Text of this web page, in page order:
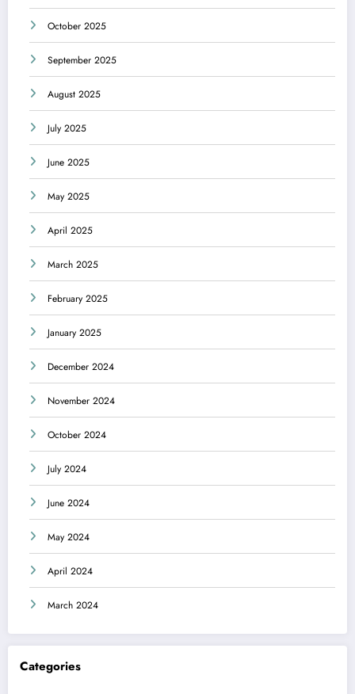
October 2025
September 2025
August 2025
July 2025
June 2025
May 2025
April 2025
March 2025
February 2025
January 2025
December 2024
November 2024
October 2024
July 2024
June 2024
May 2024
April 2024
March 2024
Categories